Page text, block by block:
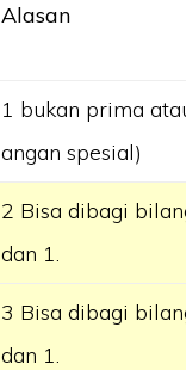
Alasan
1 bukan prima
angan spesial)
2 Bisa dibagi
dan 1.
3 Bisa dibagi
dan 1.